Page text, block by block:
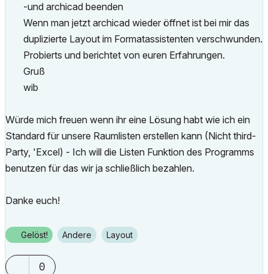
-und archicad beenden
Wenn man jetzt archicad wieder öffnet ist bei mir das
duplizierte Layout im Formatassistenten verschwunden.
Probierts und berichtet von euren Erfahrungen.
Gruß
wib
Würde mich freuen wenn ihr eine Lösung habt wie ich ein
Standard für unsere Raumlisten erstellen kann (Nicht third-
Party, 'Excel) - Ich will die Listen Funktion des Programms
benutzen für das wir ja schließlich bezahlen.
Danke euch!
Gelöst! Andere Layout
0